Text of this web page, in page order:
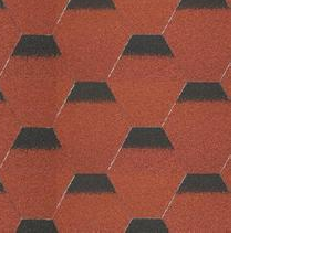
水卷材 聚氯乙烯防水卷材